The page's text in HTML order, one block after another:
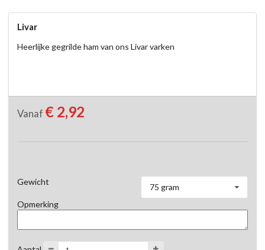
Livar
Heerlijke gegrilde ham van ons Livar varken
Vanaf € 2,92
Gewicht
75 gram
Opmerking